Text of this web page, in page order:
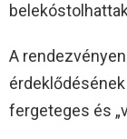
A
fergeteges és